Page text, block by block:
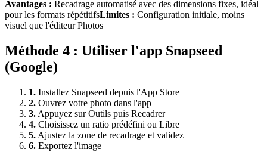
Avantages : Recadrage automatisé avec des dimensions fixes, idéal
pour les formats répétitifsLimites : Configuration initiale, moins
visuel que l'éditeur Photos
Méthode 4 : Utiliser l'app Snapseed
(Google)
1. Installez Snapseed depuis l'App Store
2. Ouvrez votre photo dans l'app
3. Appuyez sur Outils puis Recadrer
4. Choisissez un ratio prédéfini ou Libre
5. Ajustez la zone de recadrage et validez
6. Exportez l'image